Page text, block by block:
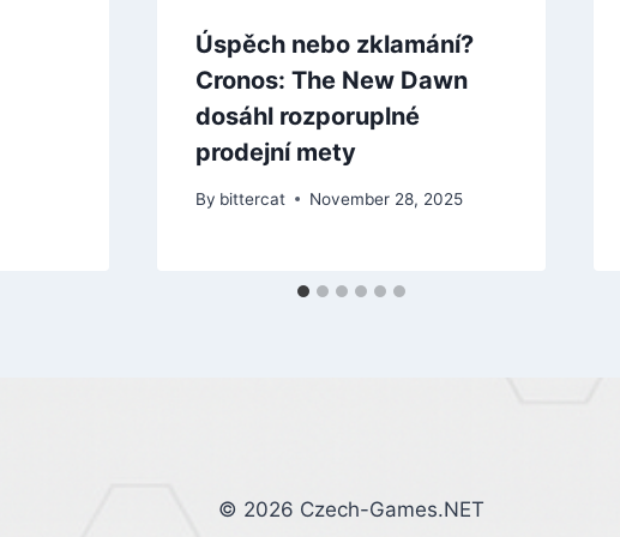
Úspěch nebo zklamání?
Cronos: The New Dawn
dosáhl rozporuplné
prodejní mety
By bittercat November 28, 2025
© 2026 Czech-Games.NET